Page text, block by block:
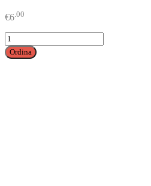
€6 .00
Granda
Aero
(
Ordina